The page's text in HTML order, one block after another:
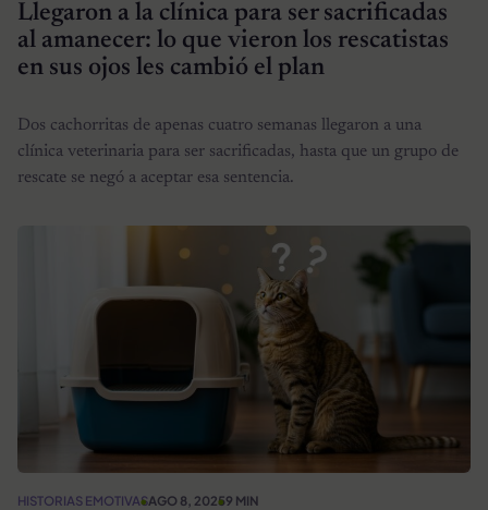
Llegaron a la clínica para ser sacrificadas
al amanecer: lo que vieron los rescatistas
en sus ojos les cambió el plan
Dos cachorritas de apenas cuatro semanas llegaron a una
clínica veterinaria para ser sacrificadas, hasta que un grupo de
rescate se negó a aceptar esa sentencia.
HISTORIAS EMOTIVASAGO 8, 20259 MIN